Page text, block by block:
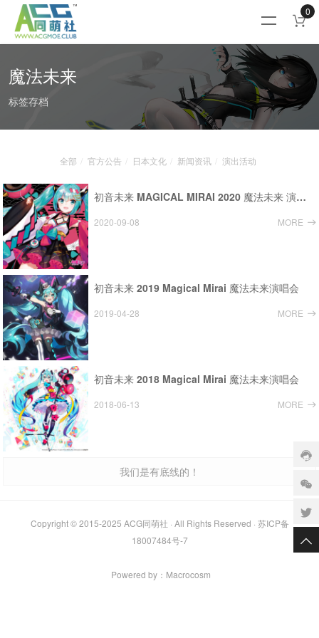
魔法未来
标签存档
全部 官方公告 日本文化 新闻资讯 演出活动
初音未来 MAGICAL MIRAI 2020 魔法未来 演唱会&企划展
2020-09-08 MORE
初音未来 2019 Magical Mirai 魔法未来演唱会
2019-04-28 MORE
初音未来 2018 Magical Mirai 魔法未来演唱会
2018-06-13 MORE
我们是有底线的！
Copyright © 2015-2025 ACG同萌社 · All Rights Reserved · 苏ICP备
18007484号-7
Powered by： Macrocosm️
0